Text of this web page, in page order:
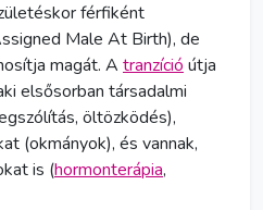
férfiként
Male At Birth), de
magát. A tranzíció útja
elsősorban társadalmi
öltözködés),
(okmányok), és vannak,
is (hormonterápia,